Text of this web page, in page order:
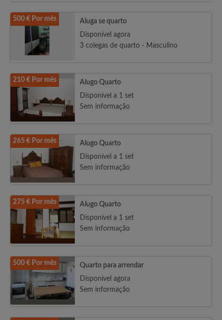
500 € Por mês
Aluga se quarto
Disponível agora
3 colegas de quarto - Masculino
210 € Por mês
Alugo Quarto
Disponível a 1 set
Sem informação
265 € Por mês
Alugo Quarto
Disponível a 1 set
Sem informação
275 € Por mês
Alugo Quarto
Disponível a 1 set
Sem informação
500 € Por mês
Quarto para arrendar
Disponível agora
Sem informação